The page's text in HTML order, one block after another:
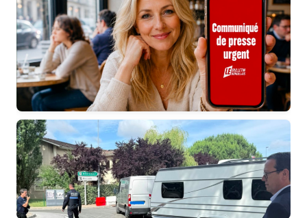
Nouveau dispositif pour permettre aux autorités
d’informer la population en temps réel